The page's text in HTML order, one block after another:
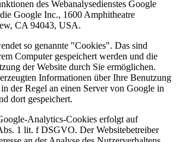
des Webanalysedienstes Google
Google Inc., 1600 Amphitheatre
CA 94043, USA.
so genannte "Cookies". Das sind
Computer gespeichert werden und die
der Website durch Sie ermöglichen.
Informationen über Ihre Benutzung
der Regel an einen Server von Google in
dort gespeichert.
Analytics-Cookies erfolgt auf
1 lit. f DSGVO. Der Websitebetreiber